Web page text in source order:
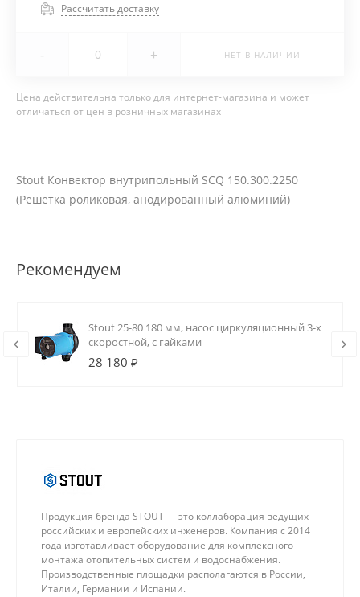
Рассчитать доставку
- + НЕТ В НАЛИЧИИ
Цена действительна только для интернет-магазина и может
отличаться от цен в розничных магазинах
Stout Конвектор внутрипольный SCQ 150.300.2250
(Решётка роликовая, анодированный алюминий)
Рекомендуем
Stout 25-80 180 мм, насос циркуляционный 3-х
скоростной, с гайками
28 180 ₽
Продукция бренда STOUT — это коллаборация ведущих
российских и европейских инженеров. Компания с 2014
года изготавливает оборудование для комплексного
монтажа отопительных систем и водоснабжения.
Производственные площадки располагаются в России,
Италии, Германии и Испании.